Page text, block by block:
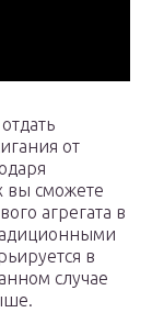
от
вы сможете
агрегата в
в
случае